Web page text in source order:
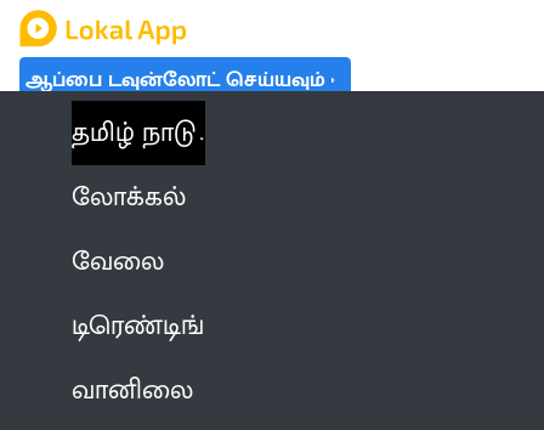
ஆப்பை டவுன்லோட் செய்யவும்
தமிழ் நாடு
லோக்கல்
வேலை
டிரெண்டிங்
வானிலை